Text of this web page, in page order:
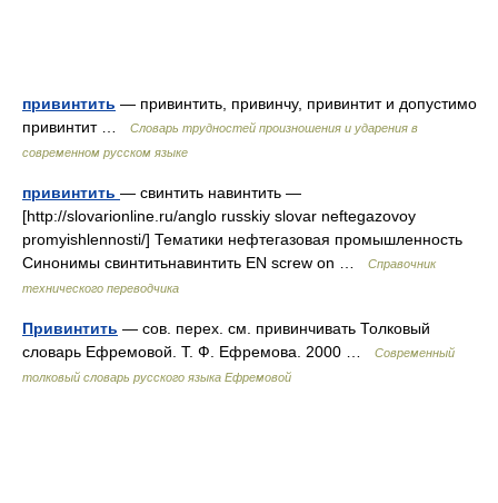
привинтить — привинтить, привинчу, привинтит и допустимо
привинтит …
Словарь трудностей произношения и ударения в
современном русском языке
привинтить — свинтить навинтить —
[http://slovarionline.ru/anglo russkiy slovar neftegazovoy
promyishlennosti/] Тематики нефтегазовая промышленность
Синонимы свинтитьнавинтить EN screw on …
Справочник
технического переводчика
Привинтить — сов. перех. см. привинчивать Толковый
словарь Ефремовой. Т. Ф. Ефремова. 2000 …
Современный
толковый словарь русского языка Ефремовой